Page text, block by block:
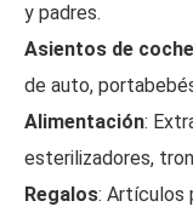
y padres.
Asientos de
de auto,
Alimentación:
esterilizadores,
Regalos: Artículos